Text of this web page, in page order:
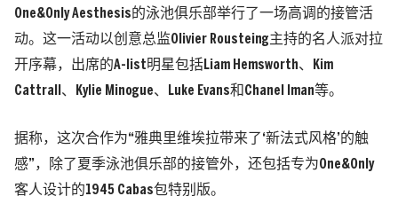
One&Only Aesthesis的泳池俱乐部举行了一场高调的接管活
动。 这一活动以创意总监Olivier Rousteing主持的名人派对拉
开序幕，出席的A-list明星包括Liam Hemsworth、Kim
Cattrall、Kylie Minogue、Luke Evans和Chanel Iman等。
据称，这次合作为“雅典里维埃拉带来了‘新法式风格’的触
感”，除了夏季泳池俱乐部的接管外，还包括专为One&Only
客人设计的1945 Cabas包特别版。